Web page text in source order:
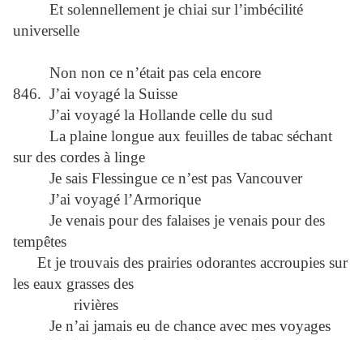
Et solennellement je chiai sur l’imbécilité
universelle
Non non ce n’était pas cela encore
846. J’ai voyagé la Suisse
J’ai voyagé la Hollande celle du sud
La plaine longue aux feuilles de tabac séchant
sur des cordes à linge
Je sais Flessingue ce n’est pas Vancouver
J’ai voyagé l’Armorique
Je venais pour des falaises je venais pour des
tempêtes
Et je trouvais des prairies odorantes accroupies sur
les eaux grasses des
rivières
Je n’ai jamais eu de chance avec mes voyages